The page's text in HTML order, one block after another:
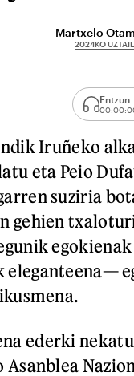
Martxelo
2024KO
Entzun
Iruñeko
eta Peio
suziria
gehien
ederki